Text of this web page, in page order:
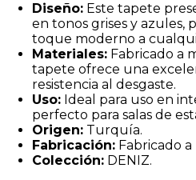
Diseño: Este tapete
en tonos grises y azules,
toque moderno a
Materiales: Fabricado a
tapete ofrece una
resistencia al desgaste.
Uso: Ideal para uso en
perfecto para salas de
Origen: Turquía.
Fabricación: Fabricado
Colección: DENIZ.